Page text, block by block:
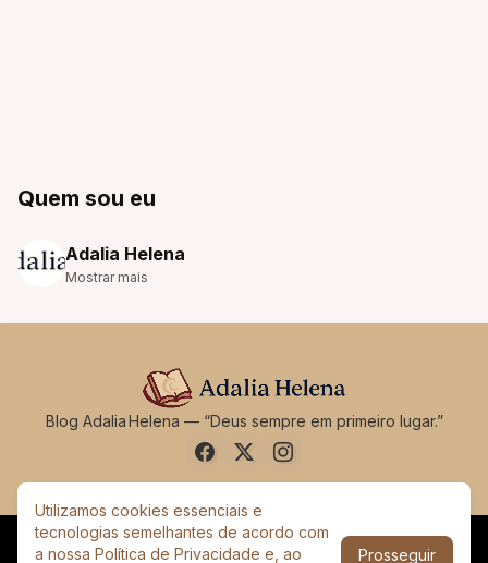
Quem sou eu
Adalia Helena
Mostrar mais
Blog Adalia Helena — “Deus sempre em primeiro lugar.”
Utilizamos cookies essenciais e
tecnologias semelhantes de acordo com
a nossa Política de Privacidade e, ao
Prosseguir